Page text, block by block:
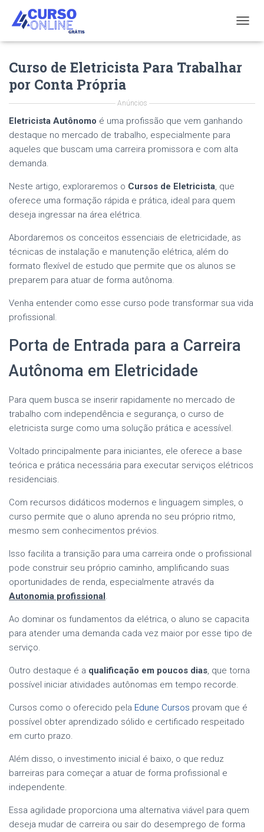
O
Curso de Eletricista Para Trabalhar
por Conta Própria
Anúncios
Eletricista Autônomo é uma profissão que vem ganhando
destaque no mercado de trabalho, especialmente para
aqueles que buscam uma carreira promissora e com alta
demanda.
Neste artigo, exploraremos o Cursos de Eletricista, que
oferece uma formação rápida e prática, ideal para quem
deseja ingressar na área elétrica.
Abordaremos os conceitos essenciais de eletricidade, as
técnicas de instalação e manutenção elétrica, além do
formato flexível de estudo que permite que os alunos se
preparem para atuar de forma autônoma.
Venha entender como esse curso pode transformar sua vida
profissional.
Porta de Entrada para a Carreira
Autônoma em Eletricidade
Para quem busca se inserir rapidamente no mercado de
trabalho com independência e segurança, o curso de
eletricista surge como uma solução prática e acessível.
Voltado principalmente para iniciantes, ele oferece a base
teórica e prática necessária para executar serviços elétricos
residenciais.
Com recursos didáticos modernos e linguagem simples, o
curso permite que o aluno aprenda no seu próprio ritmo,
mesmo sem conhecimentos prévios.
Isso facilita a transição para uma carreira onde o profissional
pode construir seu próprio caminho, amplificando suas
oportunidades de renda, especialmente através da
Autonomia profissional.
Ao dominar os fundamentos da elétrica, o aluno se capacita
para atender uma demanda cada vez maior por esse tipo de
serviço.
Outro destaque é a qualificação em poucos dias, que torna
possível iniciar atividades autônomas em tempo recorde.
Cursos como o oferecido pela Edune Cursos provam que é
possível obter aprendizado sólido e certificado respeitado
em curto prazo.
Além disso, o investimento inicial é baixo, o que reduz
barreiras para começar a atuar de forma profissional e
independente.
Essa agilidade proporciona uma alternativa viável para quem
deseja mudar de carreira ou sair do desemprego de forma